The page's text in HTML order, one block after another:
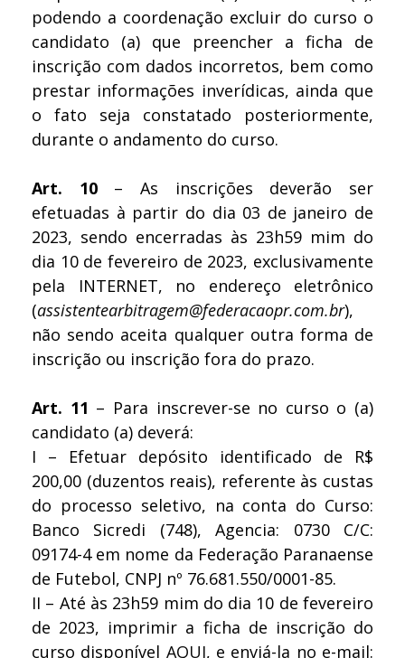
podendo a coordenação excluir do curso o
candidato (a) que preencher a ficha de
inscrição com dados incorretos, bem como
prestar informações inverídicas, ainda que
o fato seja constatado posteriormente,
durante o andamento do curso.
Art. 10 – As inscrições deverão ser
efetuadas à partir do dia 03 de janeiro de
2023, sendo encerradas às 23h59 mim do
dia 10 de fevereiro de 2023, exclusivamente
pela INTERNET, no endereço eletrônico
(assistentearbitragem@federacaopr.com.br),
não sendo aceita qualquer outra forma de
inscrição ou inscrição fora do prazo.
Art. 11 – Para inscrever-se no curso o (a)
candidato (a) deverá:
I – Efetuar depósito identificado de R$
200,00 (duzentos reais), referente às custas
do processo seletivo, na conta do Curso:
Banco Sicredi (748), Agencia: 0730 C/C:
09174-4 em nome da Federação Paranaense
de Futebol, CNPJ nº 76.681.550/0001-85.
II – Até às 23h59 mim do dia 10 de fevereiro
de 2023, imprimir a ficha de inscrição do
curso disponível AQUI, e enviá-la no e-mail: